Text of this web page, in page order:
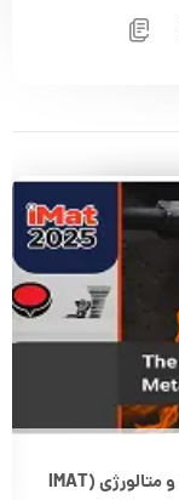
چهاردهمین کنفرانس بین‌المللی مهندسی مواد و متالورژی (IMAT